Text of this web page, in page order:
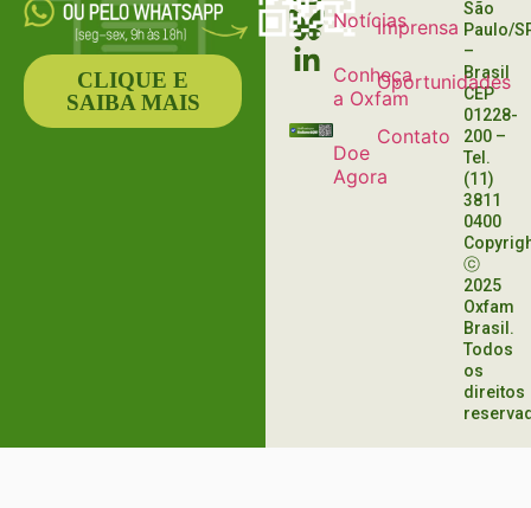
Notícias
Conheça
a Oxfam
Doe
Agora
Imprensa
Oportunidades
Contato
São
Paulo/
–
Brasil
CEP
01228-
200 –
Tel.
(11)
3811
0400
ⓒ
2025
Oxfam
Brasil.
Todos
os
direitos
CLIQUE E
SAIBA MAIS